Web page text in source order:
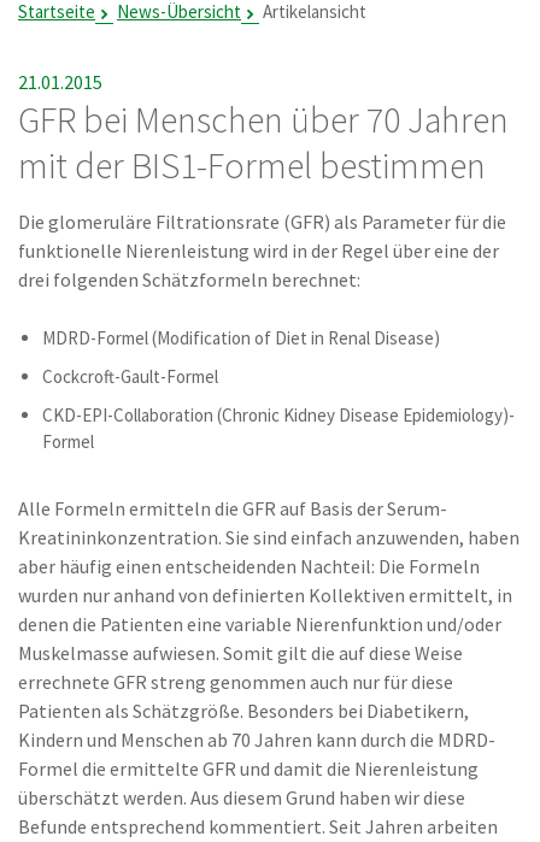
Startseite News-Übersicht Artikelansicht
21.01.2015
GFR bei Menschen über 70 Jahren
mit der BIS1-Formel bestimmen
Die glomeruläre Filtrationsrate (GFR) als Parameter für die
funktionelle Nierenleistung wird in der Regel über eine der
drei folgenden Schätzformeln berechnet:
MDRD-Formel (Modification of Diet in Renal Disease)
Cockcroft-Gault-Formel
CKD-EPI-Collaboration (Chronic Kidney Disease Epidemiology)-
Formel
Alle Formeln ermitteln die GFR auf Basis der Serum-
Kreatininkonzentration. Sie sind einfach anzuwenden, haben
aber häufig einen entscheidenden Nachteil: Die Formeln
wurden nur anhand von definierten Kollektiven ermittelt, in
denen die Patienten eine variable Nierenfunktion und/oder
Muskelmasse aufwiesen. Somit gilt die auf diese Weise
errechnete GFR streng genommen auch nur für diese
Patienten als Schätzgröße. Besonders bei Diabetikern,
Kindern und Menschen ab 70 Jahren kann durch die MDRD-
Formel die ermittelte GFR und damit die Nierenleistung
überschätzt werden. Aus diesem Grund haben wir diese
Befunde entsprechend kommentiert. Seit Jahren arbeiten